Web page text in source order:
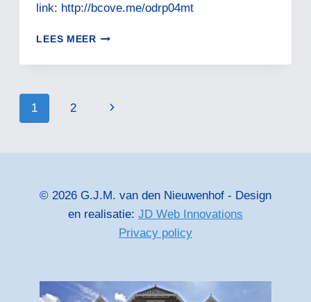
link: http://bcove.me/odrp04mt
LEES MEERKIDS
DOOR
Paginanavigatie
1 2
Volgende
© 2026 G.J.M. van den Nieuwenhof - Design
en realisatie: JD Web Innovations
Privacy policy